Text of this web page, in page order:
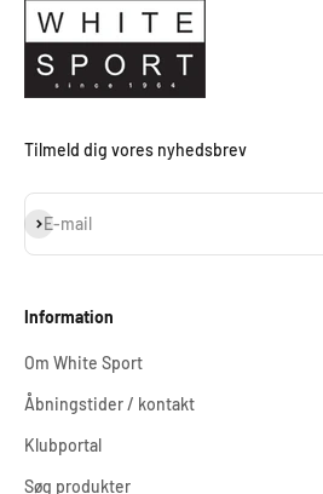
Tilmeld dig vores nyhedsbrev
E-mail
Abonnér
Information
Om White Sport
Åbningstider / kontakt
Klubportal
Søg produkter